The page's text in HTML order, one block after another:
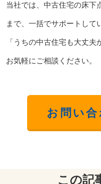
当社では、中古住宅の床下
まで、一括でサポートして
「うちの中古住宅も大丈
お気軽にご相談ください。
お問い
この記